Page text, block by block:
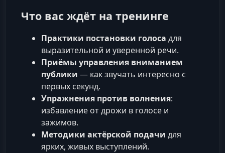
Что вас ждёт на тренинге
Практики постановки голоса для
выразительной и уверенной речи.
Приёмы управления вниманием
публики — как звучать интересно с
первых секунд.
Упражнения против волнения:
избавление от дрожи в голосе и
зажимов.
Методики актёрской подачи для
ярких, живых выступлений.